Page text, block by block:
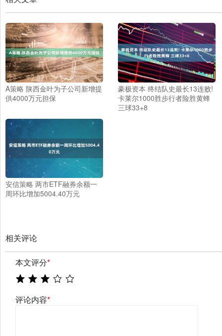
A策略 陕西金叶为子公司新增提
供4000万元担保
豪极资本 终结队史最长13连败!
卡莱尔1000胜步行者险胜黄蜂
三球33+8
安信策略 两市ETF融券余额一
周环比增加5004.40万元
相关评论
本文评分*
评论内容*